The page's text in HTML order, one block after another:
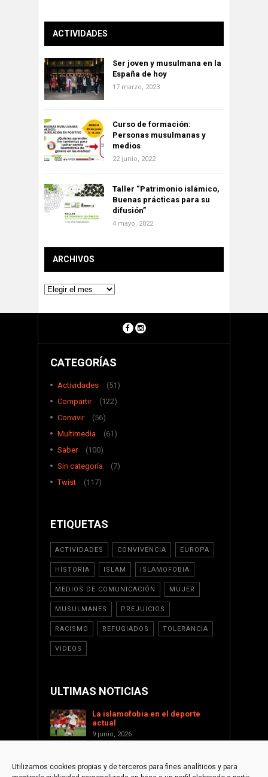
Utilizamos cookies propias y de terceros para fines analíticos y para
ACTIVIDADES
Ser joven y musulmana en la
España de hoy
17 marzo, 2023
Curso de formación:
Personas musulmanas y
medios
22 junio, 2022
Taller “Patrimonio islámico,
Buenas prácticas para su
difusión”
4 mayo, 2022
ARCHIVOS
Archivos
CATEGORÍAS
Actividades
(51)
Compartir
(122)
Convivir
(56)
Multimedia
(61)
Saber
(100)
Sin categoría
(7)
Twist
(117)
ETIQUETAS
ACTIVIDADES CONVIVENCIA EUROPA
HISTORIA ISLAM ISLAMOFOBIA
MEDIOS DE COMUNICACIÓN MUJER
MUSULMANES PREJUICIOS
RACISMO REFUGIADOS TOLERANCIA
VIDEOS
ULTIMAS NOTICIAS
La islamofobia en el deporte
actual
9 junio, 2026
17 enero, 2026